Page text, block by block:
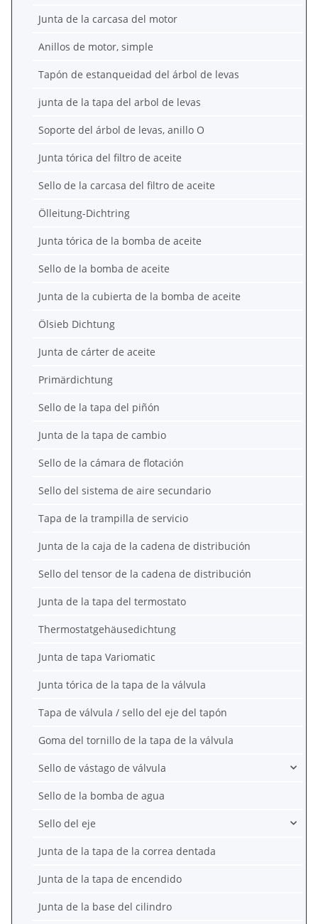
Junta de la carcasa del motor
Anillos de motor, simple
Tapón de estanqueidad del árbol de levas
junta de la tapa del arbol de levas
Soporte del árbol de levas, anillo O
Junta tórica del filtro de aceite
Sello de la carcasa del filtro de aceite
Ölleitung-Dichtring
Junta tórica de la bomba de aceite
Sello de la bomba de aceite
Junta de la cubierta de la bomba de aceite
Ölsieb Dichtung
Junta de cárter de aceite
Primärdichtung
Sello de la tapa del piñón
Junta de la tapa de cambio
Sello de la cámara de flotación
Sello del sistema de aire secundario
Tapa de la trampilla de servicio
Junta de la caja de la cadena de distribución
Sello del tensor de la cadena de distribución
Junta de la tapa del termostato
Thermostatgehäusedichtung
Junta de tapa Variomatic
Junta tórica de la tapa de la válvula
Tapa de válvula / sello del eje del tapón
Goma del tornillo de la tapa de la válvula
Sello de vástago de válvula
Sello de la bomba de agua
Sello del eje
Junta de la tapa de la correa dentada
Junta de la tapa de encendido
Junta de la base del cilindro